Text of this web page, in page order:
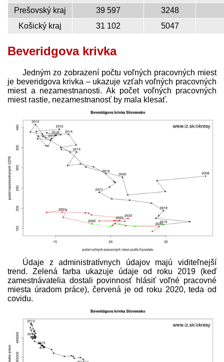
Prešovský kraj 39 597 3248
Košický kraj
31 102 5047
Beveridgova krivka
Jedným zo zobrazení počtu voľných pracovných miest
je beveridgova krivka – ukazuje vzťah voľných pracovných
miest a nezamestnanosti. Ak počet voľných pracovných
miest rastie, nezamestnanosť by mala klesať.
Údaje z administratívnych údajov majú viditeľnejší
trend. Zelená farba ukazuje údaje od roku 2019 (keď
zamest­návatelia dostali povinnosť hlásiť voľné pracovné
miesta úradom práce), červená je od roku 2020, teda od
covidu.